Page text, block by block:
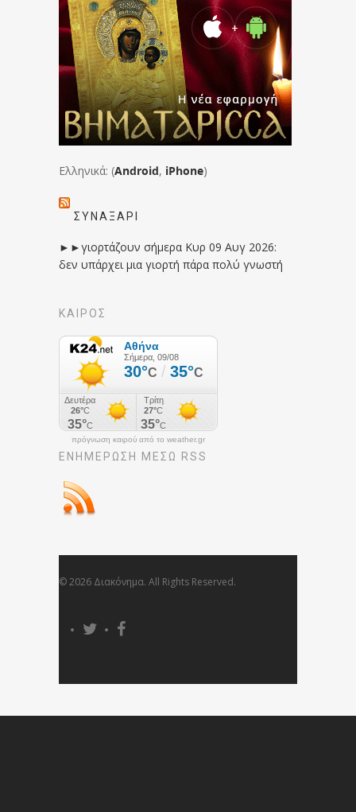
Ελληνικά: (Android, iPhone)
ΣΥΝΑΞΆΡΙ
►►γιορτάζουν σήμερα Κυρ 09 Αυγ 2026:
δεν υπάρχει μια γιορτή πάρα πολύ γνωστή
ΚΑΙΡΟΣ
πρόγνωση καιρού από το weather.gr
ΕΝΗΜΈΡΩΣΉ ΜΕΣΩ RSS
© 2026 Διακόνημα. All Rights Reserved.